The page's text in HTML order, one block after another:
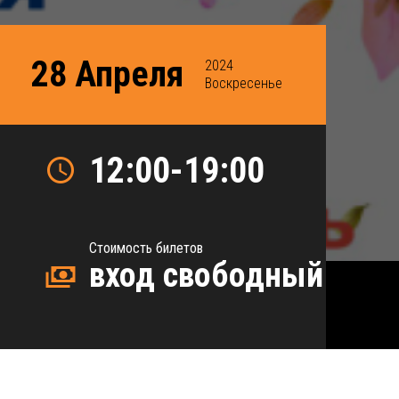
28 Апреля
2024
Воскресенье
12:00-19:00
Стоимость билетов
вход свободный